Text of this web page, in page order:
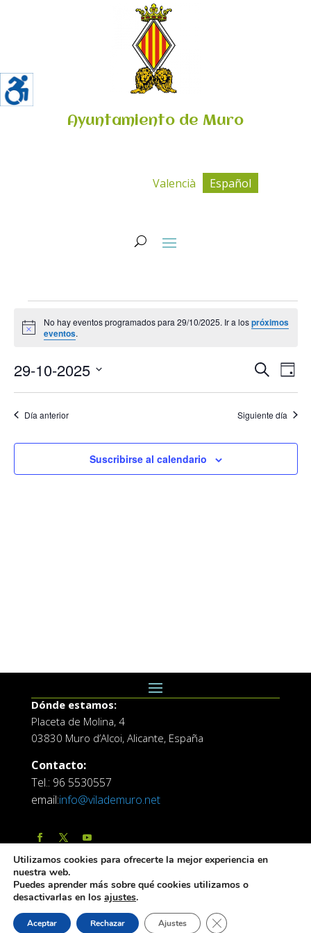
Ayuntamiento de Muro
Valencià Español
Eventos
en
Aviso
No hay eventos programados para 29/10/2025. Ir a lospróximos
eventos.
de
y
vistas
Buscar
de
de
Día
29-10-2025
Selecciona
la Día anterior Siguiente día
Suscribirse al calendario
Dónde estamos:
Placeta de Molina, 4
03830 Muro d’Alcoi, Alicante, España
Contacto:
Tel.: 96 5530557
email:info@vilademuro.net
Web desarrollada por el Servicio de Informatica de
Diputación de Alicante
Utilizamos cookies para ofrecerte la mejor experiencia en
nuestra web.
Puedes aprender más sobre qué cookies utilizamos o
desactivarlas en los ajustes.
Aceptar Rechazar Ajustes Cerrar el banner de